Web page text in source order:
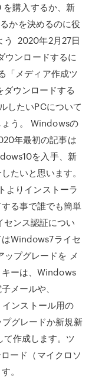
購入するか、新
かを決めるのに役
う 2020年2月27日
ウンロードするに
「メディア作成ツ
ウンロードする
したいPCについて
う。 Windowsの
年最初の記事は
を入手、新
たいと思います。
よりインストーラ
る事で誰でも簡単
ンス認証につい
Windows7ライセ
ップグレードを メ
ーは、Windows
メールや、
ンストール用の
グレードか新規新
作成します。ツ
ード（マイクロソ
。